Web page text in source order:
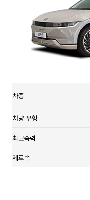
차종
차량 유형
최고속력
제로백